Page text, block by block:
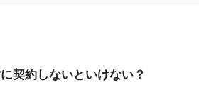
契約しないといけない？